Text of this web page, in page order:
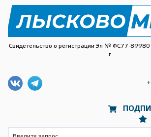
Свидетельство о регистрации Эл № ФС77-89980
г.